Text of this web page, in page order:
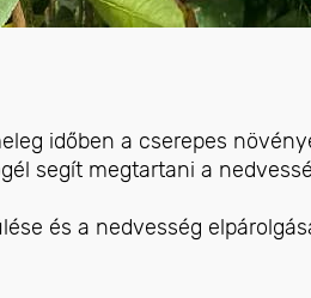
időben a cserepes
segít megtartani a
és a nedvesség